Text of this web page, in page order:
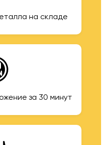
на складе
за 30 минут